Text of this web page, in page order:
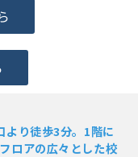
より徒歩3分。1階に
ロアの広々とした校